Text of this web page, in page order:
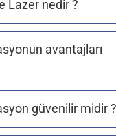
Lazer nedir ?
avantajları
güvenilir midir ?